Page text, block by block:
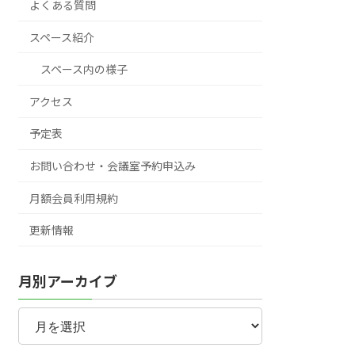
よくある質問
スペース紹介
スペース内の様子
アクセス
予定表
お問い合わせ・会議室予約申込み
月額会員利用規約
更新情報
月別アーカイブ
月
ア